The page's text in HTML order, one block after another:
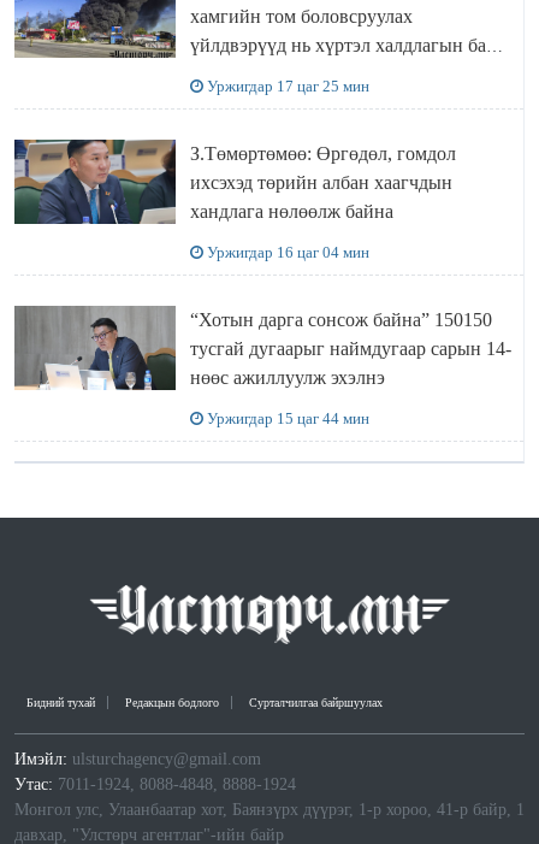
хамгийн том боловсруулах
үйлдвэрүүд нь хүртэл халдлагын бай
Уржигдар 17 цаг 25 мин
З.Төмөртөмөө: Өргөдөл, гомдол
ихсэхэд төрийн албан хаагчдын
хандлага нөлөөлж байна
Уржигдар 16 цаг 04 мин
“Хотын дарга сонсож байна” 150150
тусгай дугаарыг наймдугаар сарын 14-
нөөс ажиллуулж эхэлнэ
Уржигдар 15 цаг 44 мин
Бидний тухай Редакцын бодлого Сурталчилгаа байршуулах
Имэйл: ulsturchagency@gmail.com
Утас: 7011-1924, 8088-4848, 8888-1924
Монгол улс, Улаанбаатар хот, Баянзүрх дүүрэг, 1-р хороо, 41-р байр, 1
давхар, "Улстөрч агентлаг"-ийн байр